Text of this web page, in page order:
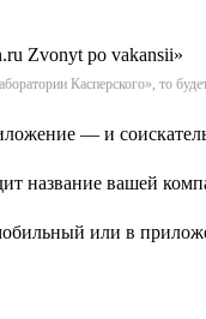
Касперского», то
— и
или в